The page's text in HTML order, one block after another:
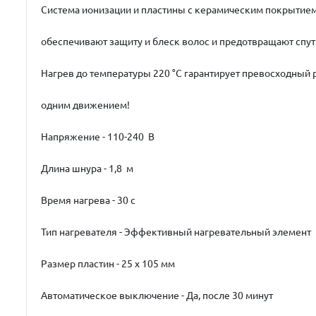
Система ионизации и пластины с керамическим
обеспечивают защиту и блеск волос и предотвращают
Нагрев до температуры 220 °C гарантирует превосходный
одним движением!
Напряжение - 110-240 В
Длина шнура - 1,8 м
Время нагрева - 30 с
Тип нагревателя - Эффективный нагревательный элемент
Размер пластин - 25 x 105 мм
Автоматическое выключение - Да, после 30 минут